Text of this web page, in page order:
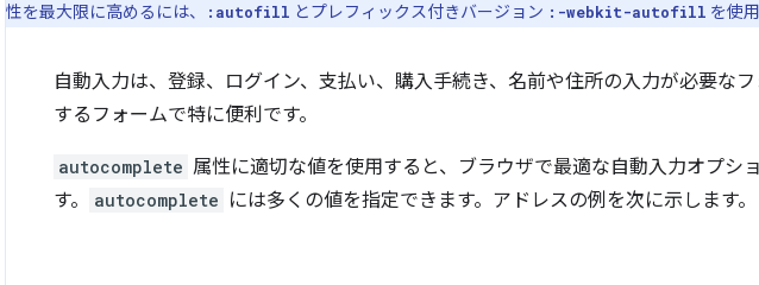
性を最大限に高めるには、
:autofill とプレフィックス付きバージョン :-webkit-autofill を使
自動入力は、登録、ログイン、支払い、購入手続き、名前や住所の入力が必要な
するフォームで特に便利です。
autocomplete 属性に適切な値を使用すると、ブラウザで最適な自動入力オプシ
す。
autocomplete には多くの値を指定できます。アドレスの例を次に示します。